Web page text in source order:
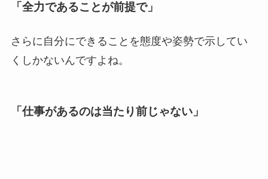
「全力であることが前提で」
さらに自分にできることを態度や姿勢で示してい
くしかないんですよね。
「仕事があるのは当たり前じゃない」